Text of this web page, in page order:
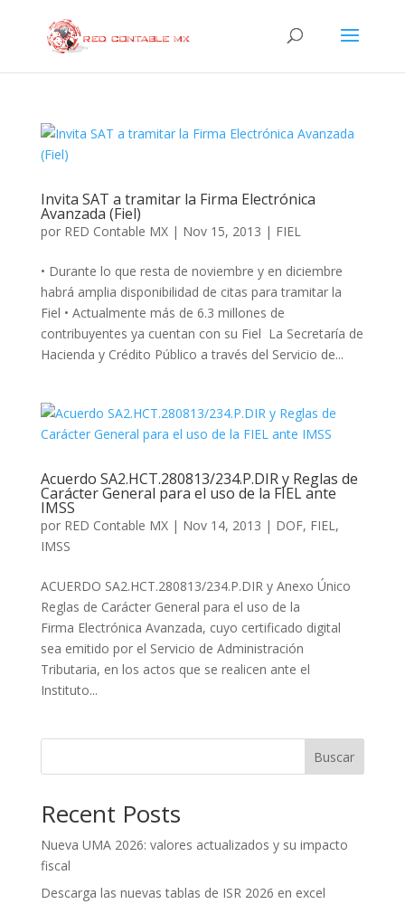
Invita SAT a tramitar la Firma Electrónica
Avanzada (Fiel)
por RED Contable MX| Nov 15, 2013 | FIEL
• Durante lo que resta de noviembre y en diciembre
habrá amplia disponibilidad de citas para tramitar la
Fiel • Actualmente más de 6.3 millones de
contribuyentes ya cuentan con su Fiel La Secretaría de
Hacienda y Crédito Público a través del Servicio de...
Acuerdo SA2.HCT.280813/234.P.DIR y Reglas de
Carácter General para el uso de la FIEL ante
IMSS
por RED Contable MX| Nov 14, 2013 | DOF, FIEL,
IMSS
ACUERDO SA2.HCT.280813/234.P.DIR y Anexo Único
Reglas de Carácter General para el uso de la
Firma Electrónica Avanzada, cuyo certificado digital
sea emitido por el Servicio de Administración
Tributaria, en los actos que se realicen ante el
Instituto...
Buscar
Recent Posts
Nueva UMA 2026: valores actualizados y su impacto
fiscal
Descarga las nuevas tablas de ISR 2026 en excel